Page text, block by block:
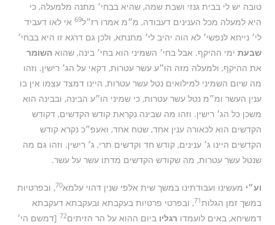
טובה יש לי בבית גנזי ושבת שמה, שהיא בבחי׳ מתנה מלמעלה, כי
היא למעלה מכל הענינים דעבודה, מ״מ אמרו רז״ל69 אי לאו דעביד
לי׳ נייחא לנפשי׳ לא הוה יהיב לי׳ מתנתא, ולכן גם דרגא זו היא בבחי׳
שבעת ימי ההיקף. אבל בחי׳ השמיני הוא בחי׳ בינה, שהואהשומר
את ההיקף, ולמעלה מזה הו״ע עשר עטרות, דקאי על הג׳ רישין. וזהו
מה שיום השמיני למילואים נטל עשר עטרות, היינו דמצד עצמו אין בו
ענין העשר ומ״מ נטל עשר עטרות, כי שמיני הו״ע הבינה, ובבינה הוא
משכן כל הג׳ רישין. וזהו מה שבינה נקראת קודש הקדשים, דקודש
הקדשים הוא לכאורה ענין אחד, שטח אחד, ואעפ״כ נקרא קודש
הקדשים היינו ג׳ ענינים, קודש חד וקדשים תרי, ג׳ רישין. וזהו גם מה
שנטל עשר עטרות, מה שקודש הקדשים מדתו עשר על עשר.
וע״י מעשינו ועבודתינו במשך שית אלפי שנין דהוי עלמא70, ובפרטיות
במשך זמן הגלות71, ובפרטי פרטיות בעקבתא ובעקבתא דעקבתא
דמשיחא, באים לועמדו רגליוביום ההוא על הר הזיתים72 [דמשם הי׳